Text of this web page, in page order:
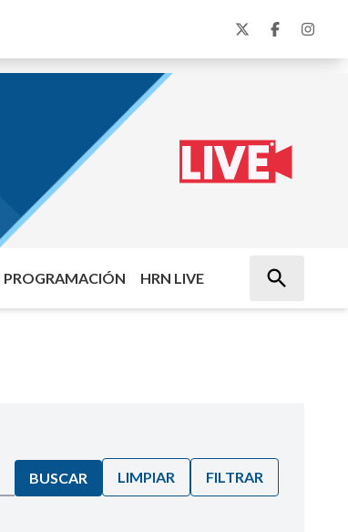
PROGRAMACIÓN HRN LIVE
BUSCAR LIMPIAR FILTRAR